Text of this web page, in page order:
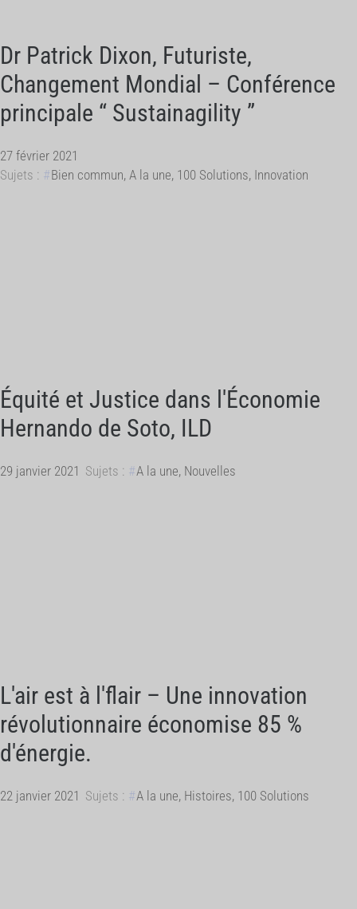
Dr Patrick Dixon, Futuriste,
Changement Mondial – Conférence
principale “ Sustainagility ”
27 février 2021
Sujets :
Bien commun, A la une, 100 Solutions, Innovation
Équité et Justice dans l'Économie
Hernando de Soto, ILD
29 janvier 2021 Sujets : A la une, Nouvelles
L'air est à l'flair – Une innovation
révolutionnaire économise 85 %
d'énergie.
22 janvier 2021 Sujets : A la une, Histoires, 100 Solutions